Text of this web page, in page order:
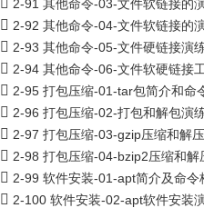
2-91 其他命令-03-文件软链接的
2-92 其他命令-04-文件软链接的
2-93 其他命令-05-文件硬链接演
2-94 其他命令-06-文件软硬链接
2-95 打包压缩-01-tar包简介和命
2-96 打包压缩-02-打包和解包演
2-97 打包压缩-03-gzip压缩和解
2-98 打包压缩-04-bzip2压缩和解
2-99 软件安装-01-apt简介及命令
2-100 软件安装-02-apt软件安装